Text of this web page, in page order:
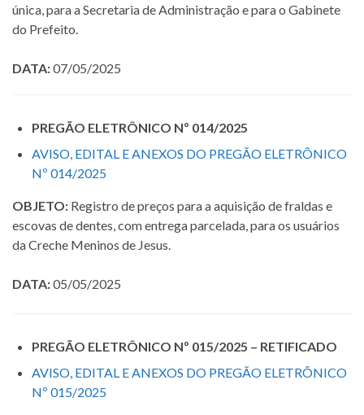
única, para a Secretaria de Administração e para o Gabinete
do Prefeito.
DATA:07/05/2025
PREGÃO ELETRÔNICO Nº 014/2025
AVISO, EDITAL E ANEXOS DO PREGÃO ELETRÔNICO
Nº 014/2025
OBJETO: Registro de preços para a aquisição de fraldas e
escovas de dentes, com entrega parcelada, para os usuários
da Creche Meninos de Jesus.
DATA:05/05/2025
PREGÃO ELETRÔNICO Nº 015/2025 – RETIFICADO
AVISO, EDITAL E ANEXOS DO PREGÃO ELETRÔNICO
Nº 015/2025